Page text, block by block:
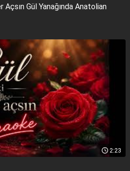
Açsın Gül Yanağında Anatolian
2:23